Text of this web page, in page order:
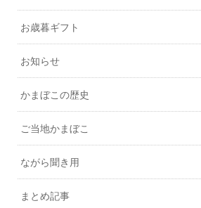
お歳暮ギフト
お知らせ
かまぼこの歴史
ご当地かまぼこ
ながら聞き用
まとめ記事